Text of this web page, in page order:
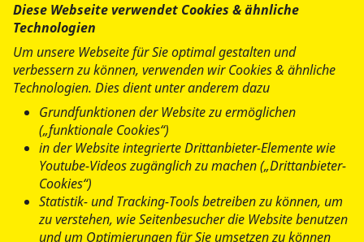
Tel.:0421 3 86 90-638
Fax: 0421 3 86 90-612
Finja.Wege@asb-bremen.de
Arbeiter-Samariter-Bund
Landesverband Bremen e.V.
Bremerhavener Straße 155
28219 Bremen
Diese Webseite verwendet Cookies & ähnliche
Technologien
Um unsere Webseite für Sie optimal gestalten und
verbessern zu können, verwenden wir Cookies & ähnliche
Technologien. Dies dient unter anderem dazu
Grundfunktionen der Website zu ermöglichen
(„funktionale Cookies“)
in der Website integrierte Drittanbieter-Elemente wie
Youtube-Videos zugänglich zu machen („Drittanbieter-
Cookies“)
Statistik- und Tracking-Tools betreiben zu können, um
zu verstehen, wie Seitenbesucher die Website benutzen
und um Optimierungen für Sie umsetzen zu können